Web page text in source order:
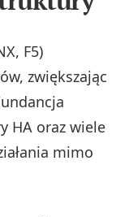
F5)
zwiększając
HA oraz wiele
mimo